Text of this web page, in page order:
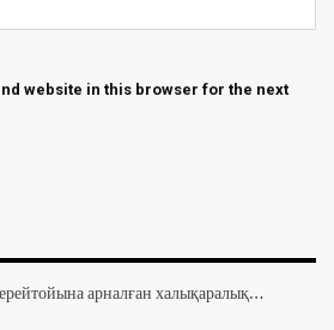
website in this browser for the next
арналған халықаралық…